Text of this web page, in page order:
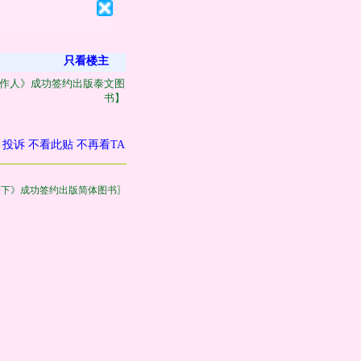
只看楼主
人》成功签约出版泰文图
书】
投诉 不看此贴 不再看TA
》成功签约出版简体图书〗